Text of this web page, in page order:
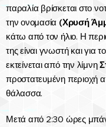
παραλία βρίσκεται στο
την ονομασία (Χρυσή
κάτω από τον ήλιο. Η
της είναι γνωστή και
εκτείνεται από την λίμνη
προστατευμένη περιοχή
θάλασσα.
Μετά από 2:30 ώρες